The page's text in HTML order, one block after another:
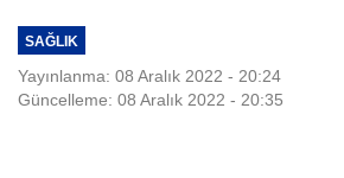
SAĞLIK
Yayınlanma: 08 Aralık 2022 - 20:24
Güncelleme: 08 Aralık 2022 - 20:35